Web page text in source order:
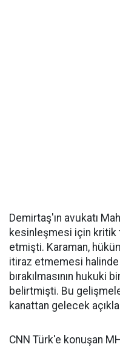
Demirtaş'ın avukatı
kesinleşmesi için kritik
etmişti. Karaman,
itiraz etmemesi
bırakılmasının hukuki
belirtmişti. Bu
kanattan gelecek
CNN Türk'e konuşan